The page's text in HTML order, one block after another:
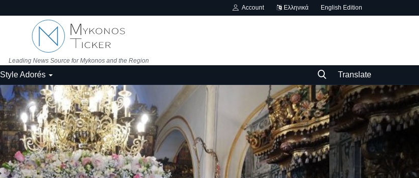
Account Ελληνικά English Edition
Leading News Source for Mykonos and the Region
Style Adorés Translate